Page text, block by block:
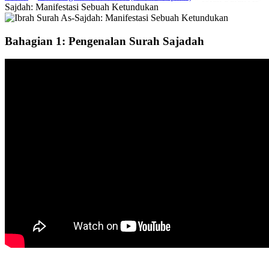
Sajdah: Manifestasi Sebuah Ketundukan
Bahagian 1: Pengenalan Surah Sajadah